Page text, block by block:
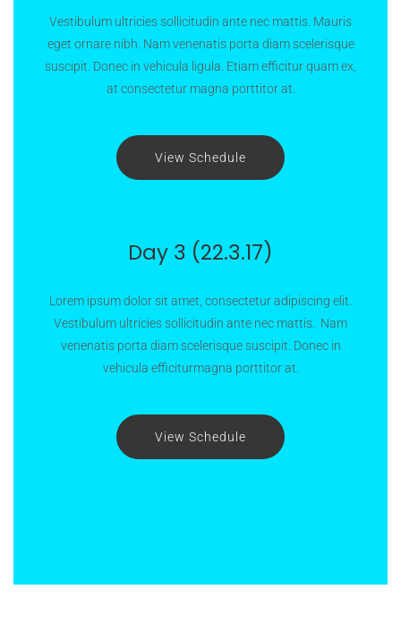
Vestibulum ultricies sollicitudin ante nec mattis. Mauris
eget ornare nibh. Nam venenatis porta diam scelerisque
suscipit. Donec in vehicula ligula. Etiam efficitur quam ex,
at consectetur magna porttitor at.
View Schedule
Day 3 (22.3.17)
Lorem ipsum dolor sit amet, consectetur adipiscing elit.
Vestibulum ultricies sollicitudin ante nec mattis. Nam
venenatis porta diam scelerisque suscipit. Donec in
vehicula efficiturmagna porttitor at.
View Schedule